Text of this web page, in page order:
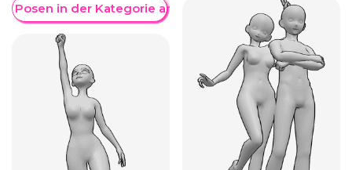
Posen in der Kategorie anzeigen